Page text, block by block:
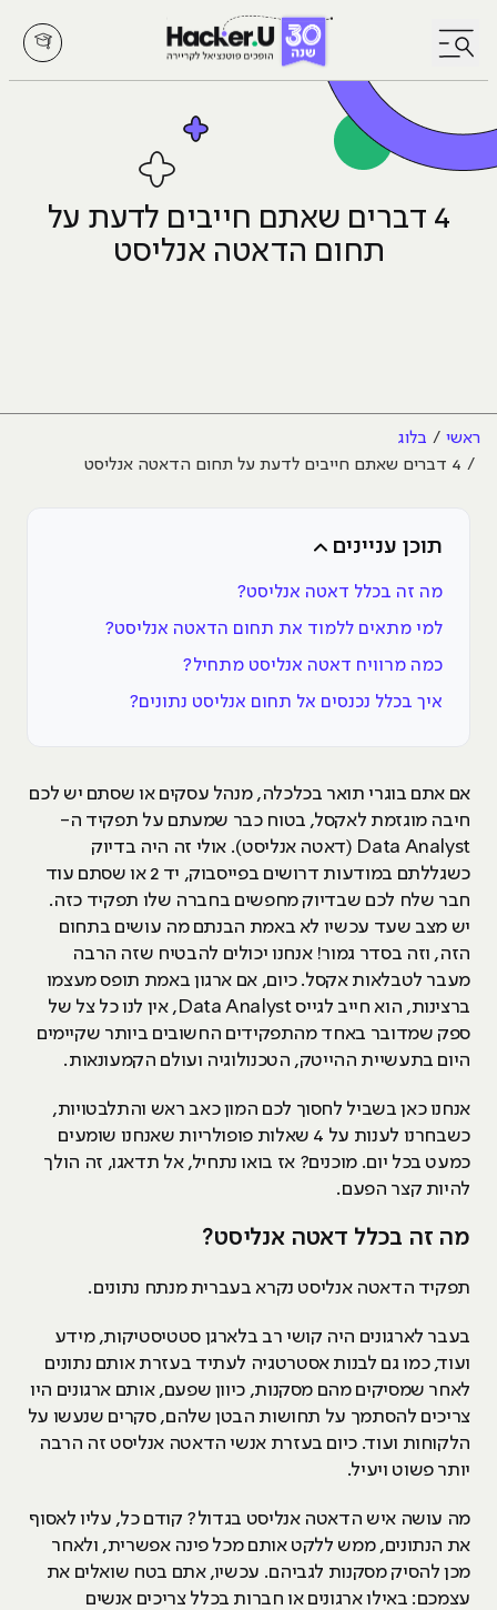
לחץ לפתיחת/סגירת תפריט
4 דברים שאתם חייבים לדעת על
תחום הדאטה אנליסט
ראשי
בלוג
4 דברים שאתם חייבים לדעת על תחום הדאטה אנליסט
תוכן עניינים
מה זה בכלל דאטה אנליסט?
למי מתאים ללמוד את תחום הדאטה אנליסט?
כמה מרוויח דאטה אנליסט מתחיל?
איך בכלל נכנסים אל תחום אנליסט נתונים?
אם אתם בוגרי תואר בכלכלה, מנהל עסקים או שסתם יש לכם
חיבה מוגזמת לאקסל, בטוח כבר שמעתם על תפקיד ה-
Data Analyst (דאטה אנליסט). אולי זה היה בדיוק
כשגללתם במודעות דרושים בפייסבוק, יד 2 או שסתם עוד
חבר שלח לכם שבדיוק מחפשים בחברה שלו תפקיד כזה.
יש מצב שעד עכשיו לא באמת הבנתם מה עושים בתחום
הזה, וזה בסדר גמור! אנחנו יכולים להבטיח שזה הרבה
מעבר לטבלאות אקסל. כיום, אם ארגון באמת תופס מעצמו
ברצינות, הוא חייב לגייס Data Analyst, אין לנו כל צל של
ספק שמדובר באחד מהתפקידים החשובים ביותר שקיימים
היום בתעשיית ההייטק, הטכנולוגיה ועולם הקמעונאות.
אנחנו כאן בשביל לחסוך לכם המון כאב ראש והתלבטויות,
כשבחרנו לענות על 4 שאלות פופולריות שאנחנו שומעים
כמעט בכל יום. מוכנים? אז בואו נתחיל, אל תדאגו, זה הולך
להיות קצר הפעם.
מה זה בכלל דאטה אנליסט?
תפקיד הדאטה אנליסט נקרא בעברית מנתח נתונים.
בעבר לארגונים היה קושי רב בלארגן סטטיסטיקות, מידע
ועוד, כמו גם לבנות אסטרטגיה לעתיד בעזרת אותם נתונים
לאחר שמסיקים מהם מסקנות, כיוון שפעם, אותם ארגונים היו
צריכים להסתמך על תחושות הבטן שלהם, סקרים שנעשו על
הלקוחות ועוד. כיום בעזרת אנשי הדאטה אנליסט זה הרבה
יותר פשוט ויעיל.
מה עושה איש הדאטה אנליסט בגדול? קודם כל, עליו לאסוף
את הנתונים, ממש ללקט אותם מכל פינה אפשרית, ולאחר
מכן להסיק מסקנות לגביהם. עכשיו, אתם בטח שואלים את
עצמכם: באילו ארגונים או חברות בכלל צריכים אנשים